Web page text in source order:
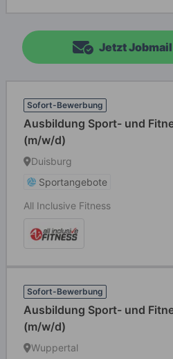
Jetzt
Sofort-Bewerbung
Ausbildung Sport- und
(m/w/d)
Duisburg
Sportangebote
All Inclusive Fitness
Sofort-Bewerbung
Ausbildung Sport- und
(m/w/d)
Wuppertal